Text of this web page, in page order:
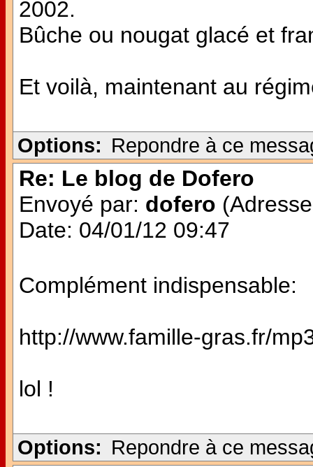
2002.
Bûche ou nougat glacé et
Et voilà, maintenant au
Options: Repondre à ce
Re: Le blog de Dofero
Envoyé par: dofero
Date: 04/01/12 09:47
Complément indispensable:
http://www.famille-gras.fr/
lol !
Options: Repondre à ce